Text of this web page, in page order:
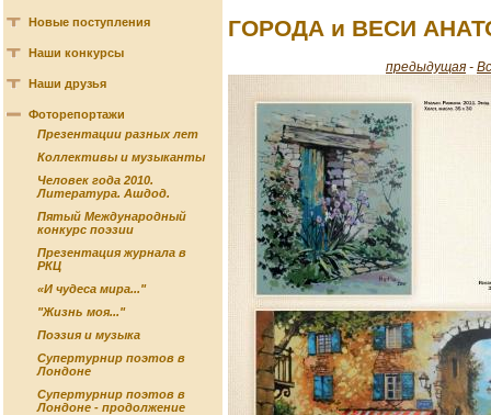
Новые поступления
Наши конкурсы
Наши друзья
Фоторепортажи
Презентации разных лет
Коллективы и музыканты
Человек года 2010.
Литература. Ашдод.
Пятый Международный
конкурс поэзии
Презентация журнала в
РКЦ
«И чудеса мира..."
"Жизнь моя..."
Поэзия и музыка
Супертурнир поэтов в
Лондоне
Супертурнир поэтов в
Лондоне - продолжение
ГОРОДА и ВЕСИ
предыдущая -